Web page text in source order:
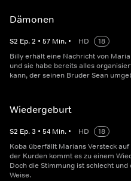
Dämonen
S2 Ep.2 • 57 Min. • HD
18
Billy erhält eine Nachricht von
und sie habe bereits alles
kann, der seinen Bruder Sean
Wiedergeburt
S2 Ep.3 • 54 Min. • HD
18
Koba überfällt Marians Versteck
der Kurden kommt es zu einem
Doch die Stimmung ist schlecht
Weise.